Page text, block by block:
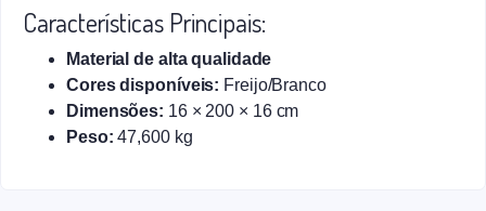
Características Principais:
Material de alta qualidade
Cores disponíveis: Freijo/Branco
Dimensões: 16 × 200 × 16 cm
Peso: 47,600 kg